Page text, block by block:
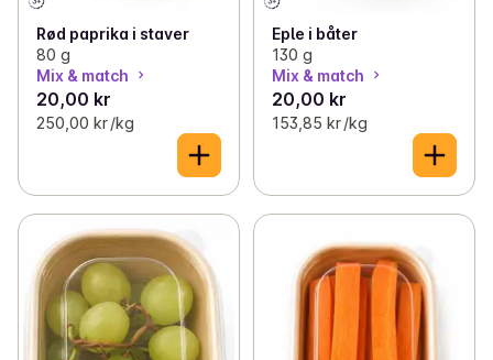
Rød paprika i staver
80 g
Mix & match
20,00 kr
250,00 kr /kg
Eple i båter
130 g
Mix & match
20,00 kr
153,85 kr /kg